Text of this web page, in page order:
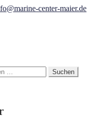
center-maier.de
Suchen